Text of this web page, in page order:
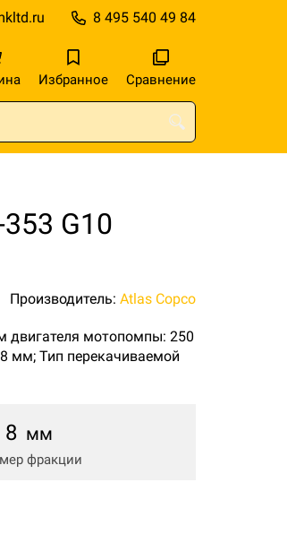
8 495 540 49 84
Избранное Сравнение
G10
Производитель: Atlas Copco
двигателя мотопомпы: 250
мм; Тип перекачиваемой
8 мм
фракции